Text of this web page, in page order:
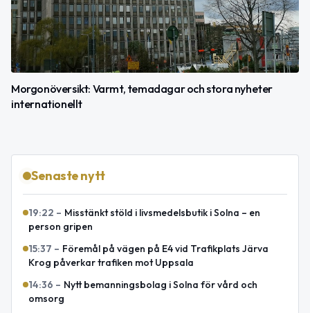
Morgonöversikt: Varmt, temadagar och stora nyheter
internationellt
Senaste nytt
19:22 – Misstänkt stöld i livsmedelsbutik i Solna – en
person gripen
15:37 – Föremål på vägen på E4 vid Trafikplats Järva
Krog påverkar trafiken mot Uppsala
14:36 – Nytt bemanningsbolag i Solna för vård och
omsorg